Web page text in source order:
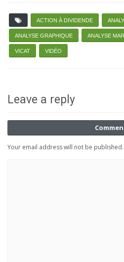
ACTION À DIVIDENDE
ANALYSE GRAPHIQUE ANALYSE
VICAT VIDÉO
Leave a reply
Your email address will not be published.